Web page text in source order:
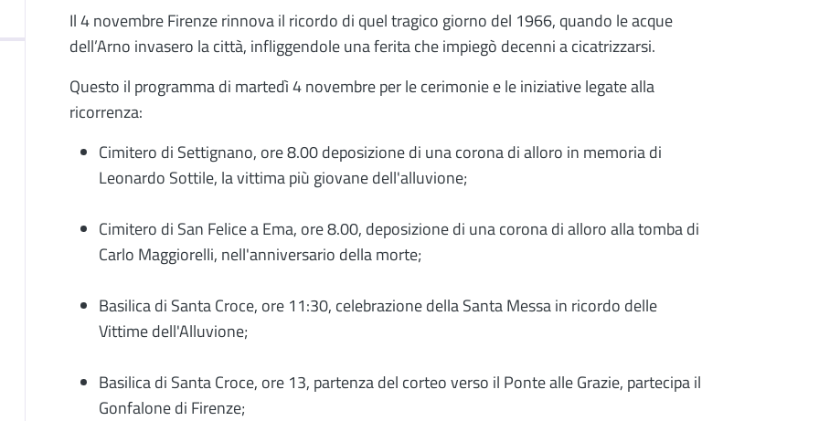
Descrizione
Il 4 novembre Firenze rinnova il ricordo di quel tragico giorno del 1966, quando le acque
dell’Arno invasero la città, infliggendole una ferita che impiegò decenni a cicatrizzarsi.
Questo il programma di martedì 4 novembre per le cerimonie e le iniziative legate alla
ricorrenza:
Cimitero di Settignano, ore 8.00 deposizione di una corona di alloro in memoria di
Leonardo Sottile, la vittima più giovane dell'alluvione;
Cimitero di San Felice a Ema, ore 8.00, deposizione di una corona di alloro alla tomba di
Carlo Maggiorelli, nell'anniversario della morte;
Basilica di Santa Croce, ore 11:30, celebrazione della Santa Messa in ricordo delle
Vittime dell'Alluvione;
Basilica di Santa Croce, ore 13, partenza del corteo verso il Ponte alle Grazie, partecipa il
Gonfalone di Firenze;